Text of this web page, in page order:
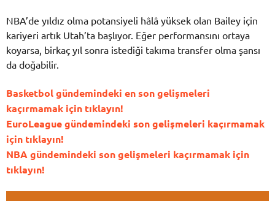
NBA’de yıldız olma potansiyeli hâlâ yüksek olan Bailey için
kariyeri artık Utah’ta başlıyor. Eğer performansını ortaya
koyarsa, birkaç yıl sonra istediği takıma transfer olma şansı
da doğabilir.
Basketbol gündemindeki en son gelişmeleri
kaçırmamak için tıklayın!
EuroLeague gündemindeki son gelişmeleri kaçırmamak
için tıklayın!
NBA gündemindeki son gelişmeleri kaçırmamak için
tıklayın!